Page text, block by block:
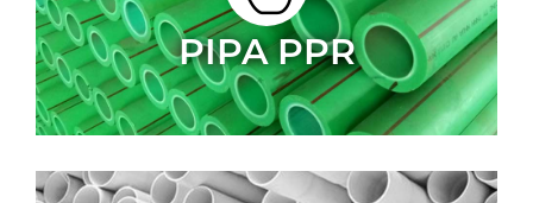
PIPA PPR